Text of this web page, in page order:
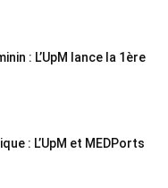
: L’UpM lance la 1ère
: L’UpM et MEDPorts